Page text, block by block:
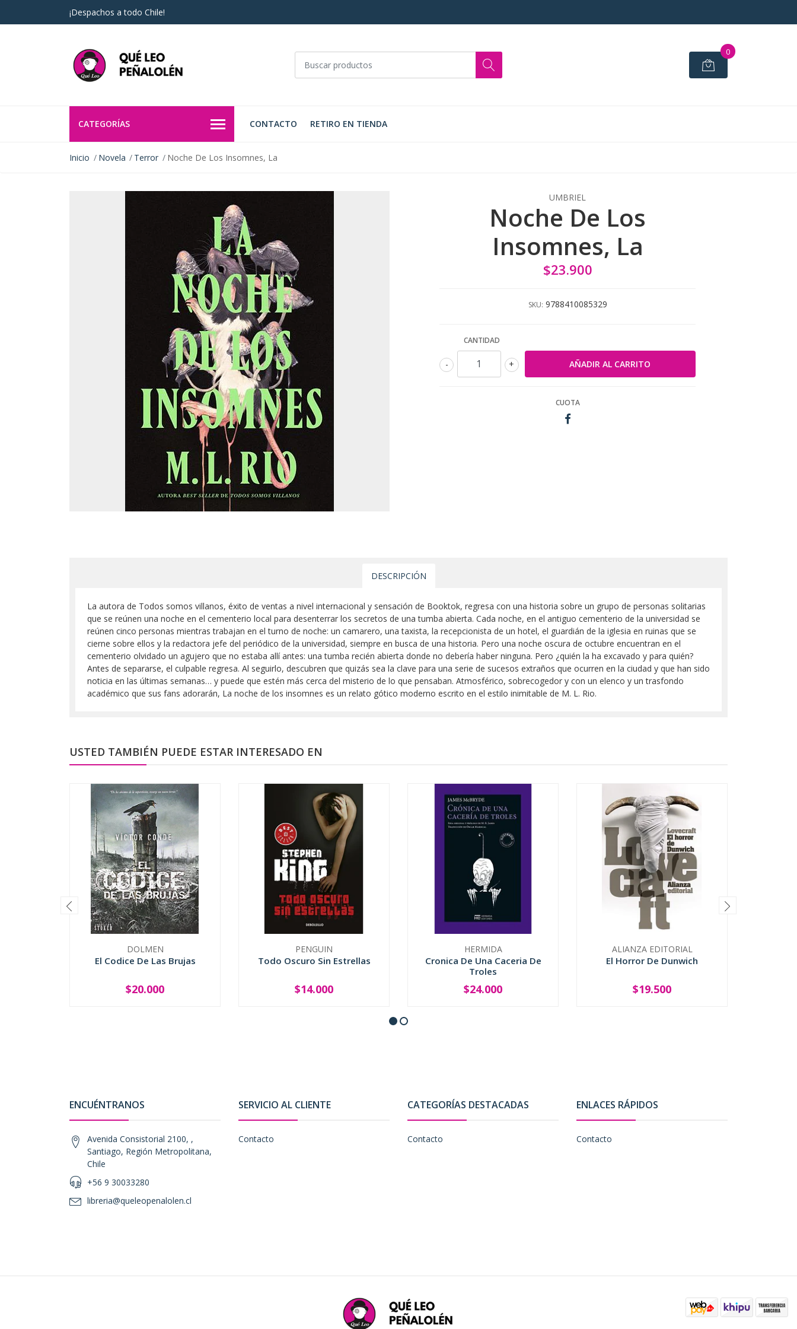
¡Despachos a todo Chile!
0
CATEGORÍAS CONTACTO RETIRO EN TIENDA
Inicio Novela Terror Noche De Los Insomnes, La
UMBRIEL
Noche De Los
Insomnes, La
$23.900
SKU: 9788410085329
CANTIDAD
+
-
CUOTA
DESCRIPCIÓN
La autora de Todos somos villanos, éxito de ventas a nivel internacional y sensación de Booktok, regresa con una historia sobre un grupo de personas solitarias
que se reúnen una noche en el cementerio local para desenterrar los secretos de una tumba abierta.​ Cada noche, en el antiguo cementerio de la universidad se
reúnen cinco personas mientras trabajan en el turno de noche: un camarero, una taxista, la recepcionista de un hotel, el guardián de la iglesia en ruinas que se
cierne sobre ellos y la redactora jefe del periódico de la universidad, siempre en busca de una historia.​ Pero una noche oscura de octubre encuentran en el
cementerio olvidado un agujero que no estaba allí antes: una tumba recién abierta donde no debería haber ninguna. Pero ¿quién la ha excavado y para quién?​
Antes de separarse, el culpable regresa. Al seguirlo, descubren que quizás sea la clave para una serie de sucesos extraños que ocurren en la ciudad y que han sido
noticia en las últimas semanas… y puede que estén más cerca del misterio de lo que pensaban.​ Atmosférico, sobrecogedor y con un elenco y un trasfondo
académico que sus fans adorarán, La noche de los insomnes es un relato gótico moderno escrito en el estilo inimitable de M. L. Rio.​
USTED TAMBIÉN PUEDE ESTAR INTERESADO EN
DOLMEN
El Codice De Las Brujas
+
$20.000
PENGUIN
Todo Oscuro Sin Estrellas
+
$14.000
HERMIDA
Cronica De Una Caceria De
Troles
+
$24.000
ALIANZA EDITORIAL
El Horror De Dunwich
+
$19.500
ENCUÉNTRANOS
Avenida Consistorial 2100, ,
Santiago, Región Metropolitana,
Chile
+56 9 30033280
libreria@queleopenalolen.cl
SERVICIO AL CLIENTE
Contacto
CATEGORÍAS DESTACADAS
Contacto
ENLACES RÁPIDOS
Contacto